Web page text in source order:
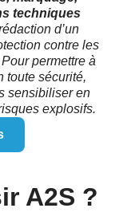
techniques
d’un
contre les
permettre à
toute sécurité,
sensibiliser en
explosifs.
A2S ?